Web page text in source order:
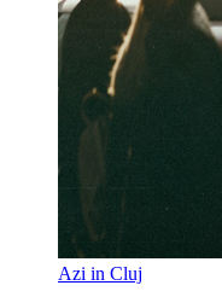
Azi in Cluj